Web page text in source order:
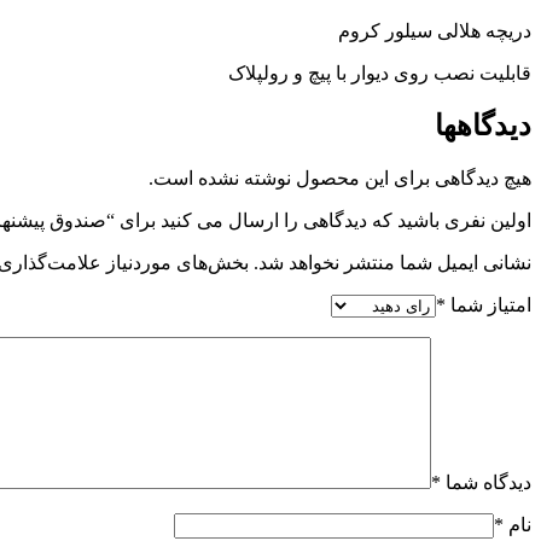
دریچه هلالی سیلور کروم
قابلیت نصب روی دیوار با پیچ و رولپلاک
دیدگاهها
هیچ دیدگاهی برای این محصول نوشته نشده است.
اولین نفری باشید که دیدگاهی را ارسال می کنید برای “صندوق
نشانی ایمیل شما منتشر نخواهد شد. بخش‌های موردنیاز
امتیاز شما *
دیدگاه شما *
نام *